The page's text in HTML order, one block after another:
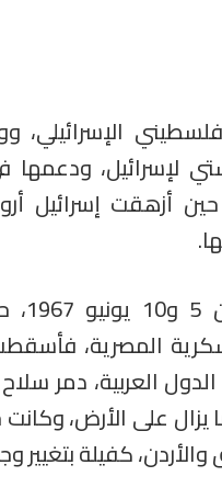
الإسرائيلي،
لإسرائيل، ودعمها
ويعود بنا التاريخ إلى 8 يونيو 1967،
وترجع
المصرية،
العربية، دمر سلاح
يزال على الأرض،
كفيلة بتغيير